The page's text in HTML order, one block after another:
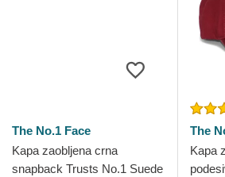
The No.1 Face
Kapa zaobljena crna
snapback Trusts No.1 Suede
The
Kapa